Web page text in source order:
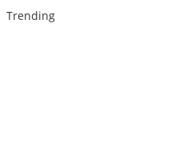
Trending